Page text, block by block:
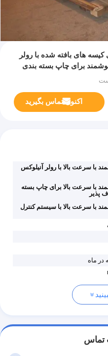
های بافته شده با رولر
برای چاپ بسته بندی
اکنون تماس بگیرید
با سرعت بالا با رولر آنیلوکس
با سرعت بالا برای چاپ بسته
پذیر
با سرعت بالا با سیستم کنترل
تماس